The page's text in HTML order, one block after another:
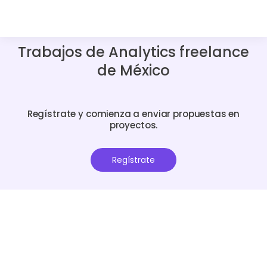
Trabajos de Analytics freelance
de México
Regístrate y comienza a enviar propuestas en
proyectos.
Regístrate